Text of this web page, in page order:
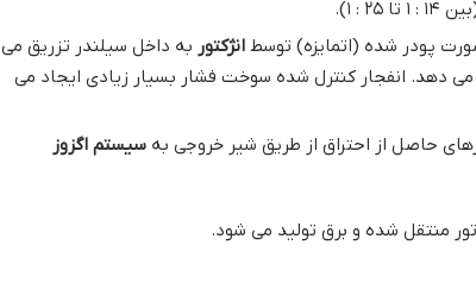
: ۱).
پودر شده (اتمایزه) توسطانژکتور به داخل سیلندر تزریق می
می دهد. انفجار کنترل شده سوخت فشار بسیار زیادی ایجاد می
حاصل از احتراق از طریق شیر خروجی بهسیستم اگزوز
منتقل شده و برق تولید می شود.